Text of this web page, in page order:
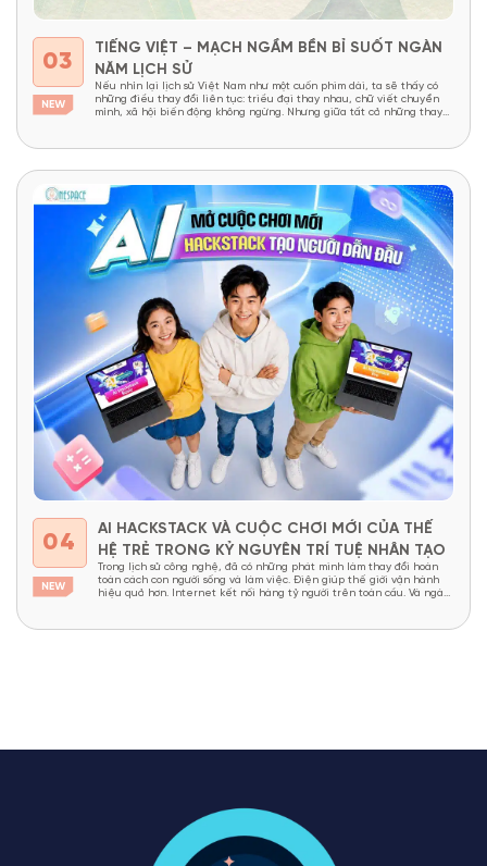
03
TIẾNG VIỆT – MẠCH NGẦM BỀN BỈ SUỐT NGÀN
NĂM LỊCH SỬ
Nếu nhìn lại lịch sử Việt Nam như một cuốn phim dài, ta sẽ thấy có
những điều thay đổi liên tục: triều đại thay nhau, chữ viết chuyển
mình, xã hội biến động không ngừng. Nhưng giữa tất cả những thay
04
AI HACKSTACK VÀ CUỘC CHƠI MỚI CỦA THẾ
HỆ TRẺ TRONG KỶ NGUYÊN TRÍ TUỆ NHÂN TẠO
Trong lịch sử công nghệ, đã có những phát minh làm thay đổi hoàn
toàn cách con người sống và làm việc. Điện giúp thế giới vận hành
hiệu quả hơn. Internet kết nối hàng tỷ người trên toàn cầu. Và ngày